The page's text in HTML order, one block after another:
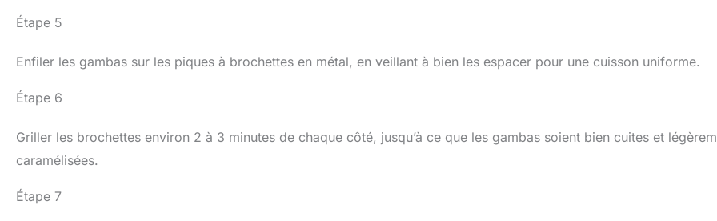
Étape 5
Enfiler les gambas sur les piques à brochettes en métal, en veillant à bien les espacer pour une cuisson uniforme.
Étape 6
Griller les brochettes environ 2 à 3 minutes de chaque côté, jusqu’à ce que les gambas soient bien cuites et
caramélisées.
Étape 7